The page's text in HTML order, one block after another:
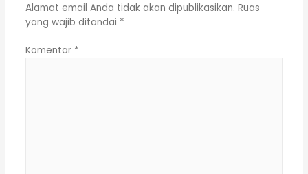
Alamat email Anda tidak akan dipublikasikan. Ruas
yang wajib ditandai *
Komentar *